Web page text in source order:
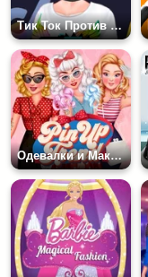
Тик Ток Против Лайка
Одевалки и Макияж: Пин - Ап Тренд